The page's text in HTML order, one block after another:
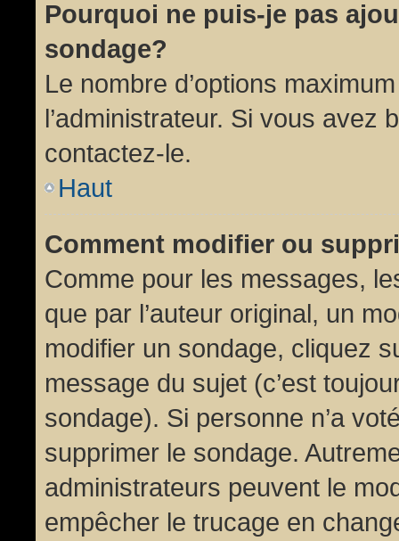
Pourquoi ne puis-je pas
sondage?
Le nombre d’options
l’administrateur. Si vous avez
contactez-le.
Haut
Comment modifier ou
Comme pour les messages,
que par l’auteur original, un
modifier un sondage, cliquez
message du sujet (c’est
sondage). Si personne n’a
supprimer le sondage.
administrateurs peuvent le
empêcher le trucage en